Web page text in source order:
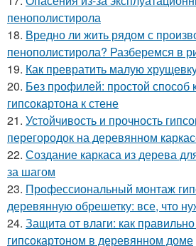
пенополистирола
18. Вредно ли жить рядом с
пенополистирола? Разберемся в
19. Как превратить малую
20. Без профилей: простой способ
гипсокартона к стене
21. Устойчивость и прочность
перегородок на деревянном
22. Создание каркаса из дерева
за шагом
23. Профессиональный монтаж
деревянную обрешетку: все, что
24. Защита от влаги: как
гипсокартоном в деревянном доме